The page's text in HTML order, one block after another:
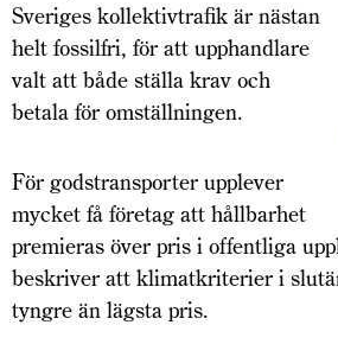
Sveriges kollektivtrafik är nästan
helt fossilfri, för att upphandlare
valt att både ställa krav och
betala för omställningen.
För godstransporter upplever
mycket få företag att hållbarhet
premieras över pris i offentliga
beskriver att klimatkriterier i
tyngre än lägsta pris.